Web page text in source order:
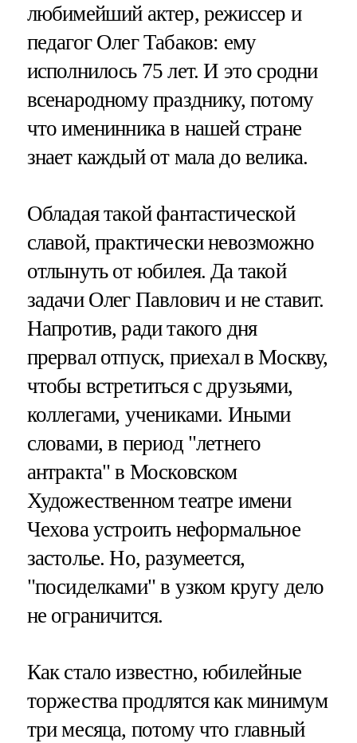
любимейший актер, режиссер и
педагог Олег Табаков: ему
исполнилось 75 лет. И это сродни
всенародному празднику, потому
что именинника в нашей стране
знает каждый от мала до велика.
Обладая такой фантастической
славой, практически невозможно
отлынуть от юбилея. Да такой
задачи Олег Павлович и не ставит.
Напротив, ради такого дня
прервал отпуск, приехал в Москву,
чтобы встретиться с друзьями,
коллегами, учениками. Иными
словами, в период "летнего
антракта" в Московском
Художественном театре имени
Чехова устроить неформальное
застолье. Но, разумеется,
"посиделками" в узком кругу дело
не ограничится.
Как стало известно, юбилейные
торжества продлятся как минимум
три месяца, потому что главный